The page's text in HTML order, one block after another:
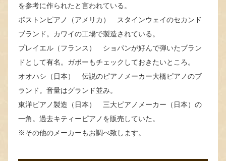
を参考に作られたと言われている。
ボストンピアノ（アメリカ） スタインウェイのセカンド
ブランド。カワイの工場で製造されている。
プレイエル（フランス） ショパンが好んで弾いたブラン
ドとして有名。ガボーもチェックしておきたいところ。
オオハシ（日本） 伝説のピアノメーカー大橋ピアノのブ
ランド。音量はグランド並み。
東洋ピアノ製造（日本） 三大ピアノメーカー（日本）の
一角。過去キティーピアノを販売していた。
※その他のメーカーもお調べ致します。